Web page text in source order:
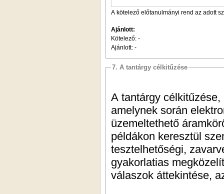
A kötelező előtanulmányi rend az adott
Ajánlott:
Kötelező: -
Ajánlott: -
7. A tantárgy célkitűzése
A tantárgy
amelynek során
üzemeltethető
példákon keresztül
tesztelhetőségi,
gyakorlatias
válaszok áttekintése,